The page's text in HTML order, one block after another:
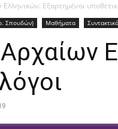
Εξαρτημένοι
Σπουδών) Μαθήματα Συντακτικό